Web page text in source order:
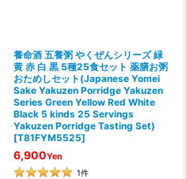
養命酒 五養粥 やくぜんシリーズ 緑
黄 赤 白 黒 5種25食セット 薬膳お粥
おためしセット(Japanese Yomei
Sake Yakuzen Porridge Yakuzen
Series Green Yellow Red White
Black 5 kinds 25 Servings
Yakuzen Porridge Tasting Set)
[T81FYM5525]
6,900Yen
1件